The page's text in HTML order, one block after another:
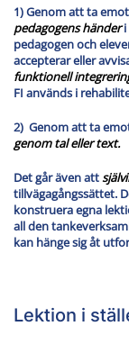
1) Genom att ta emot
pedagogens händeri
pedagogen och
accepterar eller
funktionell
FI används i
2) Genom att ta
genom tal eller text.
Det går även att
tillvägagångssättet.
konstruera egna
all den
kan hänge sig åt
Lektion i